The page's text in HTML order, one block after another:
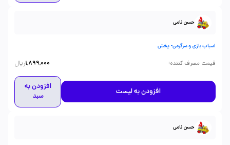
حسن نامی
اسباب بازی و سرگرمی- پخش
قیمت مصرف کننده:
1,899,000ریال
افزودن به لیست
افزودن به
سبد
حسن نامی